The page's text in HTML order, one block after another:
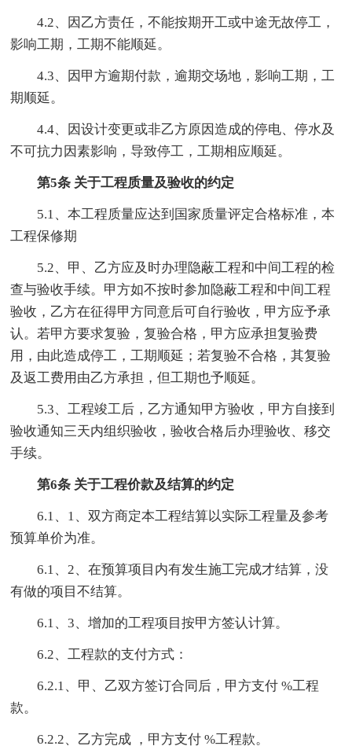
4.2、因乙方责任，不能按期开工或中途无故停工，
影响工期，工期不能顺延。
4.3、因甲方逾期付款，逾期交场地，影响工期，工
期顺延。
4.4、因设计变更或非乙方原因造成的停电、停水及
不可抗力因素影响，导致停工，工期相应顺延。
第5条 关于工程质量及验收的约定
5.1、本工程质量应达到国家质量评定合格标准，本
工程保修期
5.2、甲、乙方应及时办理隐蔽工程和中间工程的检
查与验收手续。甲方如不按时参加隐蔽工程和中间工程
验收，乙方在征得甲方同意后可自行验收，甲方应予承
认。若甲方要求复验，复验合格，甲方应承担复验费
用，由此造成停工，工期顺延；若复验不合格，其复验
及返工费用由乙方承担，但工期也予顺延。
5.3、工程竣工后，乙方通知甲方验收，甲方自接到
验收通知三天内组织验收，验收合格后办理验收、移交
手续。
第6条 关于工程价款及结算的约定
6.1、1、双方商定本工程结算以实际工程量及参考
预算单价为准。
6.1、2、在预算项目内有发生施工完成才结算，没
有做的项目不结算。
6.1、3、增加的工程项目按甲方签认计算。
6.2、工程款的支付方式：
6.2.1、甲、乙双方签订合同后，甲方支付 %工程
款。
6.2.2、乙方完成 ，甲方支付 %工程款。